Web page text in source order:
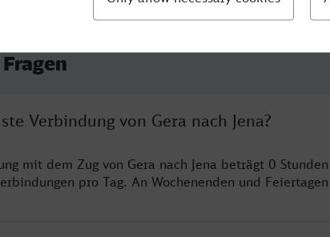
Verbindung von Gera nach Jena?
mit dem Zug von Gera nach Jena beträgt 0
pro Tag. An Wochenenden und